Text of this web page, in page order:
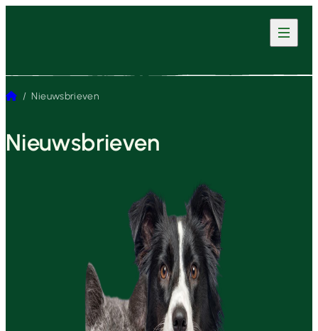
Home
/Nieuwsbrieven
Nieuwsbrieven